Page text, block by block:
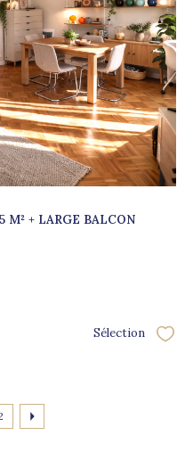
M² + LARGE BALCON
Sélection